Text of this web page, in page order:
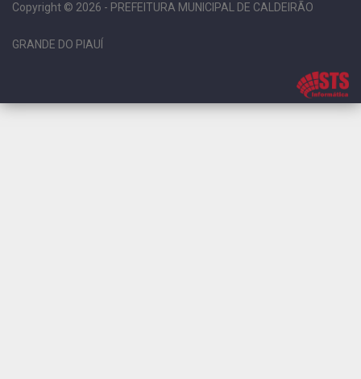
Copyright © 2026 - PREFEITURA MUNICIPAL DE CALDEIRÃO
GRANDE DO PIAUÍ